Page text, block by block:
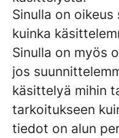
Sinulla on
kuinka
Sinulla on myös
jos
käsittelyä mihin
tarkoitukseen
tiedot on alun